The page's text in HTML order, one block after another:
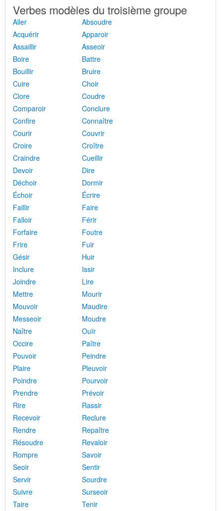
Verbes modèles du troisième groupe
Aller
Absoudre
Acquérir
Apparoir
Assaillir
Asseoir
Boire
Battre
Bouillir
Bruire
Cuire
Choir
Clore
Coudre
Comparoir
Conclure
Confire
Connaître
Courir
Couvrir
Croire
Croître
Craindre
Cueillir
Devoir
Dire
Déchoir
Dormir
Échoir
Écrire
Faillir
Faire
Falloir
Férir
Forfaire
Foutre
Frire
Fuir
Gésir
Huir
Inclure
Issir
Joindre
Lire
Mettre
Mourir
Mouvoir
Maudire
Messeoir
Moudre
Naître
Ouïr
Occire
Paître
Pouvoir
Peindre
Plaire
Pleuvoir
Poindre
Pourvoir
Prendre
Prévoir
Rire
Rassir
Recevoir
Reclure
Rendre
Repaître
Résoudre
Revaloir
Rompre
Savoir
Seoir
Sentir
Servir
Sourdre
Suivre
Surseoir
Taire
Tenir